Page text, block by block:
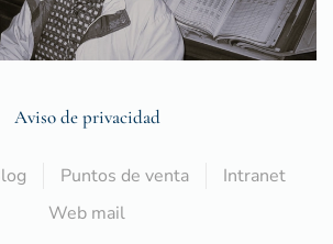
Aviso de privacidad
Puntos de venta
Intranet
Web mail